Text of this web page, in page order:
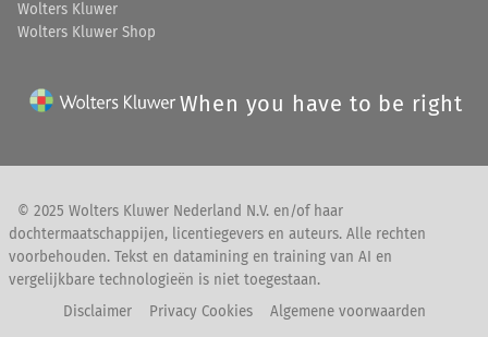
Wolters Kluwer
Wolters Kluwer Shop
When you have to be right
© 2025 Wolters Kluwer Nederland N.V. en/of haar
dochtermaatschappijen, licentiegevers en auteurs. Alle rechten
voorbehouden. Tekst en datamining en training van AI en
vergelijkbare technologieën is niet toegestaan.
Disclaimer
Privacy Cookies Algemene voorwaarden